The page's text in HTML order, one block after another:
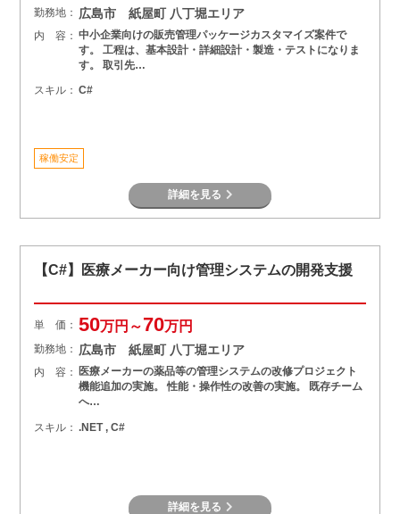
勤務地： 広島市 紙屋町 八丁堀エリア
内 容： 中小企業向けの販売管理パッケージカスタマイズ案件で
す。 工程は、基本設計・詳細設計・製造・テストになりま
す。 取引先…
スキル： C#
稼働安定
詳細を見る
【C#】医療メーカー向け管理システムの開発支援
単 価： 50万円～70万円
勤務地： 広島市 紙屋町 八丁堀エリア
内 容：
医療メーカーの薬品等の管理システムの改修プロジェクト
機能追加の実施。 性能・操作性の改善の実施。 既存チーム
へ…
スキル： .NET , C#
詳細を見る